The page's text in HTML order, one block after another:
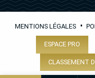
MENTIONS LÉGALES •
ESPACE PRO
CLASSEMENT